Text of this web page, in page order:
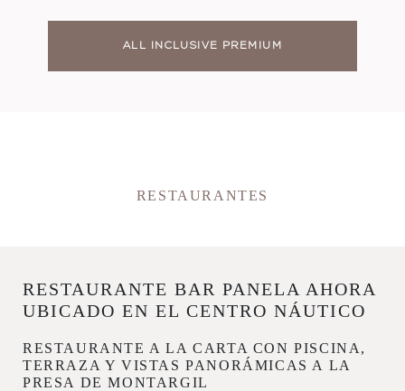
ALL INCLUSIVE PREMIUM
RESTAURANTES
RESTAURANTE BAR PANELA AHORA
UBICADO EN EL CENTRO NÁUTICO
RESTAURANTE A LA CARTA CON PISCINA,
TERRAZA Y VISTAS PANORÁMICAS A LA
PRESA DE MONTARGIL